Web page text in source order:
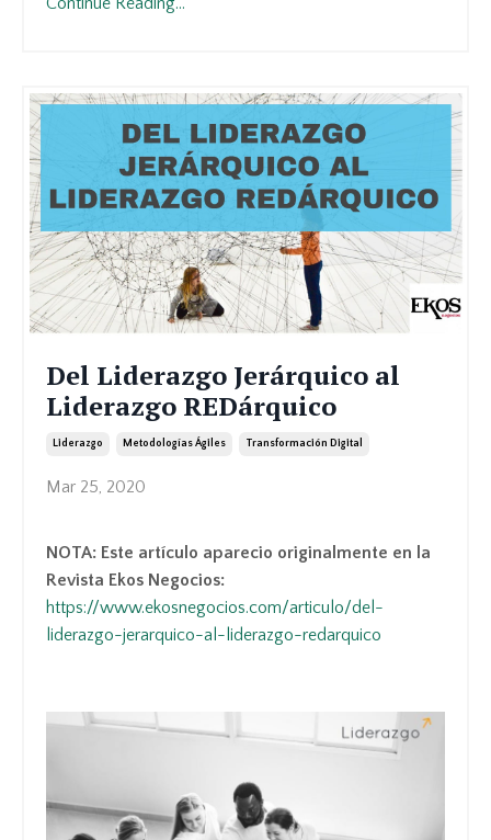
Del Liderazgo Jerárquico al
Liderazgo REDárquico
Liderazgo Metodologías Ágiles Transformación Digital
Mar 25, 2020
NOTA: Este artículo aparecio originalmente en la
Revista Ekos Negocios:
https://www.ekosnegocios.com/articulo/del-
liderazgo-jerarquico-al-liderazgo-redarquico